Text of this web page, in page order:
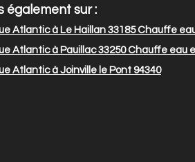
également sur :
Atlantic à Le Haillan 33185Chauffe
Atlantic à Pauillac 33250Chauffe eau
Atlantic à Joinville le Pont 94340